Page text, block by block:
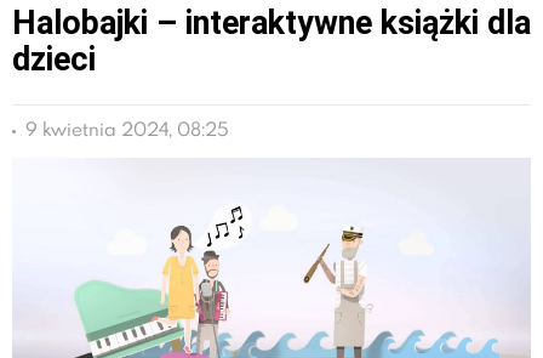
Halobajki – interaktywne książki dla
dzieci
9 kwietnia 2024, 08:25